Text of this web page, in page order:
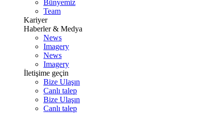
Bünyemiz
Team
Kariyer
Haberler & Medya
News
Imagery
News
Imagery
İletişime geçin
Bize Ulaşın
Canlı talep
Bize Ulaşın
Canlı talep